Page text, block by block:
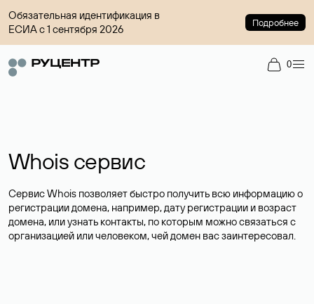
Обязательная идентификация в
ЕСИА с 1 сентября 2026
Подробнее
0
Whois сервис
Сервис Whois позволяет быстро получить всю информацию о
регистрации домена, например, дату регистрации и возраст
домена, или узнать контакты, по которым можно связаться с
организацией или человеком, чей домен вас заинтересовал.